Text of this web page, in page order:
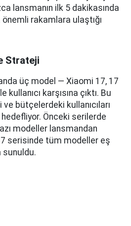
lansmanın ilk 5 dakikasında
rakamlara ulaştığı
Strateji
üç model — Xiaomi 17, 17
karşısına çıktı. Bu
bütçelerdeki kullanıcıları
hedefliyor. Önceki serilerde
modeller lansmandan
serisinde tüm modeller eş
sunuldu.